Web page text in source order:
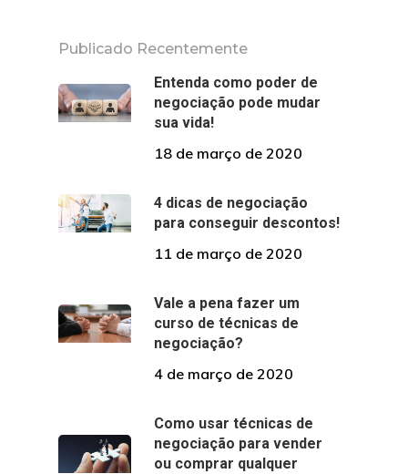
Publicado Recentemente
Entenda como poder de
negociação pode mudar
sua vida!
18 de março de 2020
4 dicas de negociação
para conseguir descontos!
11 de março de 2020
Vale a pena fazer um
curso de técnicas de
negociação?
4 de março de 2020
Como usar técnicas de
negociação para vender
ou comprar qualquer